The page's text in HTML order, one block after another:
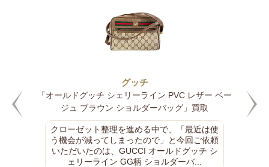
グッチ
「オールドグッチ シェリーライン PVC レザー ベー
ジュ ブラウン ショルダーバッグ」買取
クローゼット整理を進める中で、「最近は使
う機会が減ってしまったので」と今回ご依頼
いただいたのは、GUCCI オールドグッチ シ
ェリーライン GG柄 ショルダーバ...